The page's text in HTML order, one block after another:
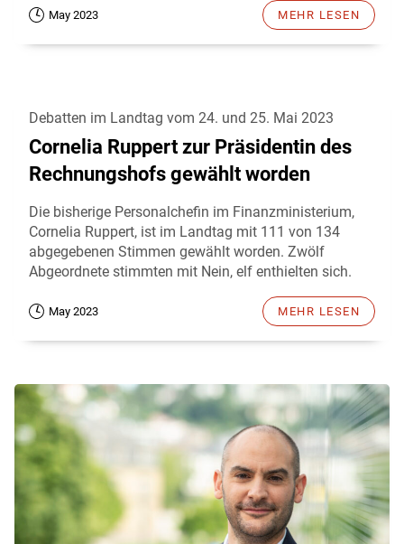
May 2023 MEHR LESEN
Debatten im Landtag vom 24. und 25. Mai 2023
Cornelia Ruppert zur Präsidentin des
Rechnungshofs gewählt worden
Die bisherige Personalchefin im Finanzministerium,
Cornelia Ruppert, ist im Landtag mit 111 von 134
abgegebenen Stimmen gewählt worden. Zwölf
Abgeordnete stimmten mit Nein, elf enthielten sich.
May 2023 MEHR LESEN